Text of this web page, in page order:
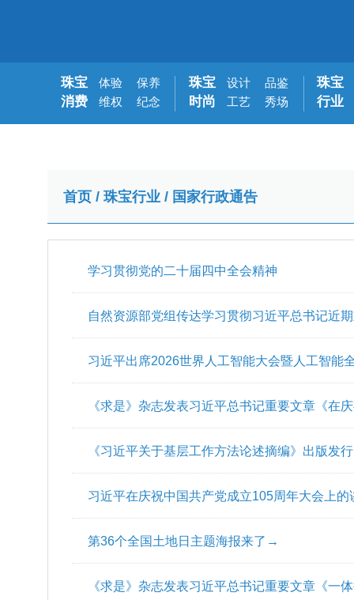
珠宝
消费
体验
维权
保养
纪念
珠宝
时尚
设计
工艺
品鉴
秀场
珠宝
行业
首页 / 珠宝行业 / 国家行政通告
学习贯彻党的二十届四中全会精神
自然资源部党组传达学习贯彻习近平总书记近
习近平出席2026世界人工智能大会暨人工智能
旨讲话
《求是》杂志发表习近平总书记重要文章《在
的讲话》
《习近平关于基层工作方法论述摘编》出版发行
习近平在庆祝中国共产党成立105周年大会上
第36个全国土地日主题海报来了→
《求是》杂志发表习近平总书记重要文章《一